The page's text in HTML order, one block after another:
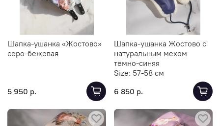
Шапка-ушанка «Жостово»
серо-бежевая
5 950 р.
Шапка-ушанка Жостово с
натуральным мехом
темно-синяя
Size: 57-58 см
6 850 р.